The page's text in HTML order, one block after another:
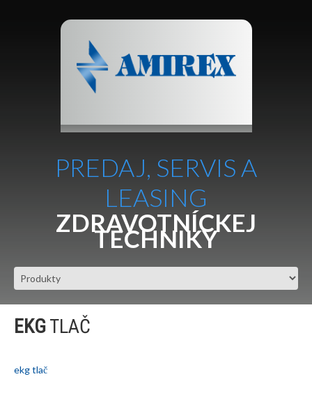
PREDAJ, SERVIS A
LEASING
ZDRAVOTNÍCKEJ
TECHNIKY
EKGTLAČ
ekg tlač